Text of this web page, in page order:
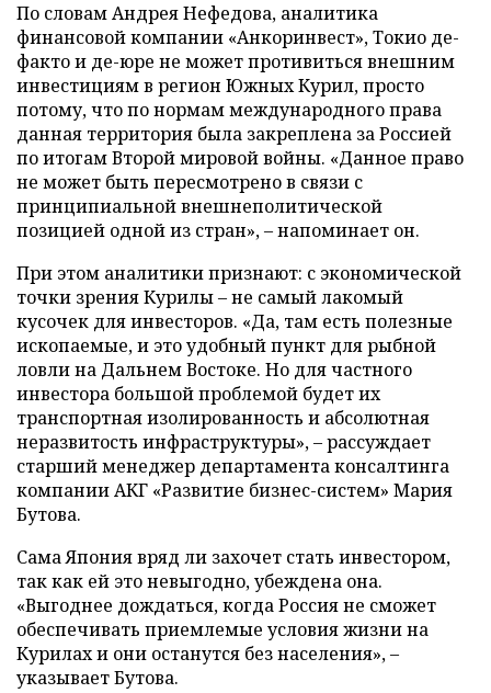
По словам Андрея Нефедова, аналитика
финансовой компании «Анкоринвест», Токио де-
факто и де-юре не может противиться внешним
инвестициям в регион Южных Курил, просто
потому, что по нормам международного права
данная территория была закреплена за Россией
по итогам Второй мировой войны. «Данное право
не может быть пересмотрено в связи с
принципиальной внешнеполитической
позицией одной из стран», – напоминает он.
При этом аналитики признают: с экономической
точки зрения Курилы – не самый лакомый
кусочек для инвесторов. «Да, там есть полезные
ископаемые, и это удобный пункт для рыбной
ловли на Дальнем Востоке. Но для частного
инвестора большой проблемой будет их
транспортная изолированность и абсолютная
неразвитость инфраструктуры», – рассуждает
старший менеджер департамента консалтинга
компании АКГ «Развитие бизнес-систем» Мария
Бутова.
Сама Япония вряд ли захочет стать инвестором,
так как ей это невыгодно, убеждена она.
«Выгоднее дождаться, когда Россия не сможет
обеспечивать приемлемые условия жизни на
Курилах и они останутся без населения», –
указывает Бутова.